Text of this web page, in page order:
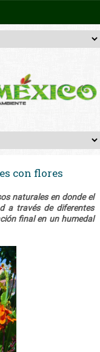
con flores
naturales en donde el
a través de diferentes
final en un humedal